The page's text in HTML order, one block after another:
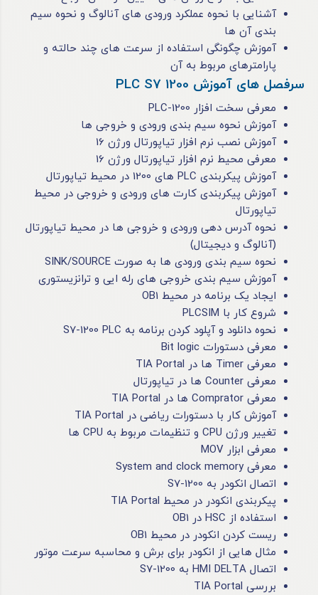
آشنایی با نحوه عملکرد ورودی های آنالوگ و نحوه سیم
بندی آن ها
آموزش چگونگی استفاده از سرعت های چند حالته و
پارامترهای مربوط به آن
سرفصل های آموزش PLC S7 1200
معرفی سخت افزار PLC-1200
آموزش نحوه‌ سیم بندی ورودی و خروجی ‌ها
آموزش نصب نرم افزار تیاپورتال ورژن 16
معرفی محیط نرم افزار تیاپورتال ورژن 16
آموزش پیکربندی PLC های 1200 در محیط تیاپورتال
آموزش پیکربندی کارت ‌های ورودی و خروجی در محیط
تیاپورتال
نحوه آدرس دهی ورودی و خروجی ‌ها در محیط تیاپورتال
(آنالوگ و دیجیتال)
نحوه سیم بندی ورودی ها به صورت SINK/SOURCE
آموزش سیم بندی خروجی های رله ایی و ترانزیستوری
ایجاد یک برنامه در محیط OB1
شروع کار با PLCSIM
نحوه دانلود و آپلود کردن برنامه به S7-1200 PLC
معرفی دستورات Bit logic
معرفی Timer ها در TIA Portal
معرفی Counter ها در تیاپورتال
معرفی Comprator ها در TIA Portal
آموزش کار با دستورات ریاضی در TIA Portal
تغییر ورژن CPU و تنظیمات مربوط به CPU ها
معرفی ابزار MOV
معرفی System and clock memory
اتصال انکودر به S7-1200
پیکربندی انکودر در محیط TIA Portal
استفاده از HSC در OB1
ریست کردن انکودر در محیط OB1
مثال هایی از انکودر برای برش و محاسبه سرعت موتور
اتصال HMI DELTA به S7-1200
بررسی TIA Portal